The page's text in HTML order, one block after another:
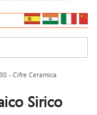
- Cifre Ceramica
Sirico